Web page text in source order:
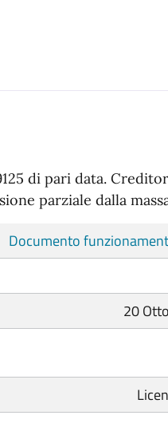
di pari data.
parziale dalla
Documento
20